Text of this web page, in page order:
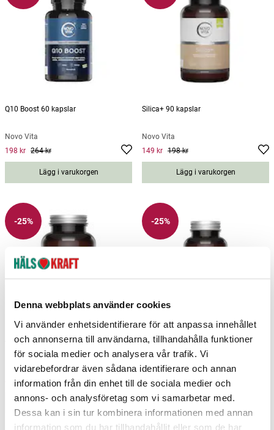
Denna webbplats använder cookies
Vi använder enhetsidentifierare för att anpassa innehållet
och annonserna till användarna, tillhandahålla funktioner
för sociala medier och analysera vår trafik. Vi
vidarebefordrar även sådana identifierare och annan
information från din enhet till de sociala medier och
annons- och analysföretag som vi samarbetar med.
Dessa kan i sin tur kombinera informationen med annan
information som du har tillhandahållit eller som de har
Q10 Boost 60 kapslar
Novo Vita
Current price Previous price: 264 kr
198 kr 264 kr
Lägg i varukorgen
Silica+ 90 kapslar
Novo Vita
Current price
Previous
198 kr
149 kr 198 kr
Lägg i varukorgen
-25%
AstaOmega+ 120 kapslar
Novo Vita
Current price: 446 krPrevious price:595 kr
446 kr 595 kr
Lägg i varukorgen
-25%
LegsFlex+ 90 kapslar
Novo Vita
Current price:248 krPrevious
price:330 kr
248 kr 330 kr
Lägg i varukorgen